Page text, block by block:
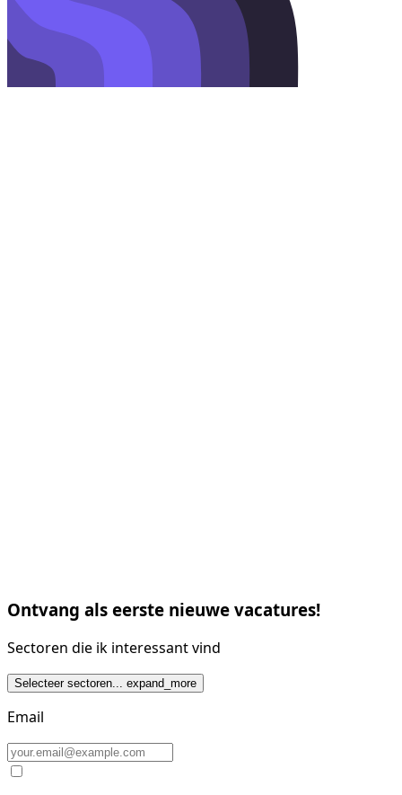
Ontvang als eerste nieuwe vacatures!
Sectoren die ik interessant vind
Selecteer sectoren... expand_more
Email